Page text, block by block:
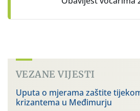
VEZANE VIJESTI
Uputa o mjerama zaštite
krizantema u Međimurju